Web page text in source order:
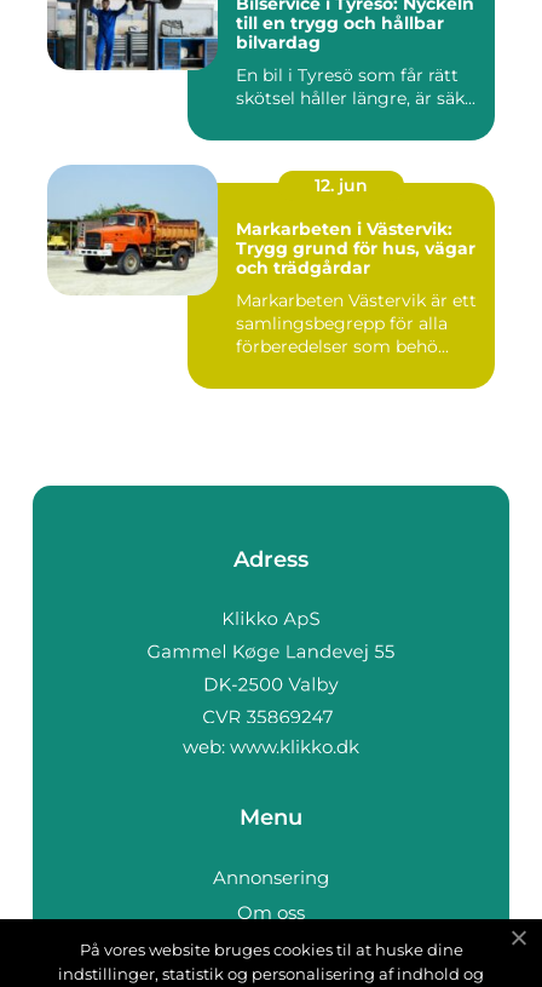
till en trygg och hållbar
bilvardag
En bil i Tyresö som får rätt
skötsel håller längre, är säk...
12. jun
Markarbeten i Västervik:
Trygg grund för hus, vägar
och trädgårdar
Markarbeten Västervik är ett
samlingsbegrepp för alla
förberedelser som behö...
Adress
web: www.klikko.dk
Menu
Annonsering
Om oss
Cookies
På vores website bruges cookies til at huske dine
indstillinger, statistik og personalisering af indhold og